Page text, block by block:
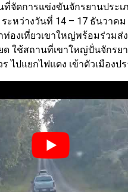
ที่จัดการแข่งขันจักรยานประ
ะหว่างวันที่ 14 – 17 ธันวาคม
องเที่ยวเขาใหญ่พร้อมร่วมส่ง
ด ใช้สถานที่เขาใหญ่ปั่นจักรย
ร ไปแยกไฟแดง เข้าตัวเมืองป